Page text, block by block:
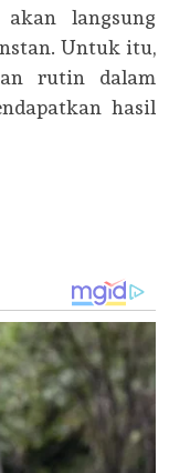
langsung
Untuk itu,
rutin dalam
hasil